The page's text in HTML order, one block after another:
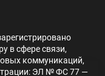
в сфере связи,
коммуникаций,
ЭЛ № ФС 77 —